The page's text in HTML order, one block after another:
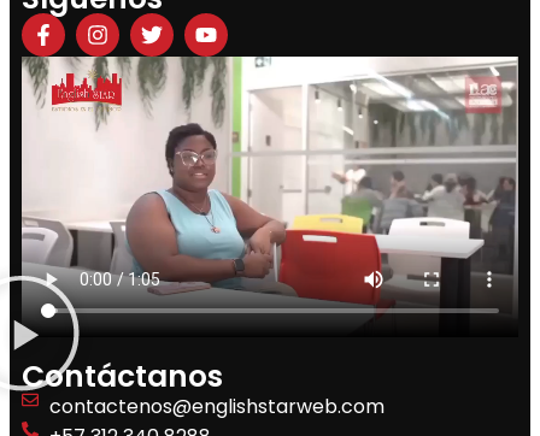
Contáctanos
contactenos@englishstarweb.com